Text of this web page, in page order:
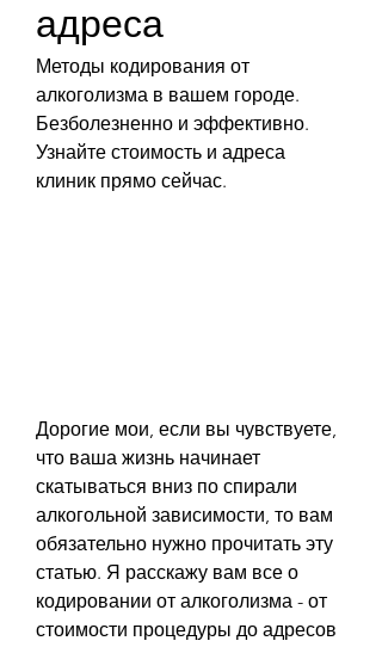
адреса
Методы кодирования от
алкоголизма в вашем городе.
Безболезненно и эффективно.
Узнайте стоимость и адреса
клиник прямо сейчас.
Дорогие мои, если вы чувствуете,
что ваша жизнь начинает
скатываться вниз по спирали
алкогольной зависимости, то вам
обязательно нужно прочитать эту
статью. Я расскажу вам все о
кодировании от алкоголизма - от
стоимости процедуры до адресов